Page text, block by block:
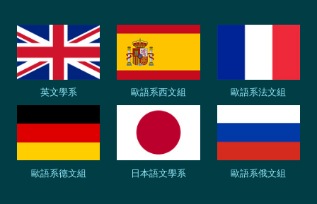
英文學系 歐語系西文組 歐語系法文組
歐語系德文組 日本語文學系 歐語系俄文組